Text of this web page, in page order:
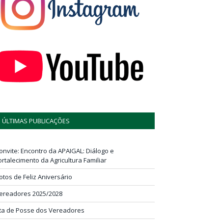
ÚLTIMAS PUBLICAÇÕES
Encontro da APAIGAL: Diálogo e
da Agricultura Familiar
de Feliz Aniversário
2025/2028
de Posse dos Vereadores